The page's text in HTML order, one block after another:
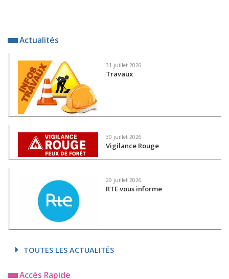
Actualités
31 juillet 2026
Travaux
30 juillet 2026
Vigilance Rouge
29 juillet 2026
RTE vous informe
TOUTES LES ACTUALITÉS
Accès Rapide